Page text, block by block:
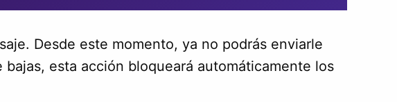
Desde este momento, ya no podrás enviarle
esta acción bloqueará automáticamente los